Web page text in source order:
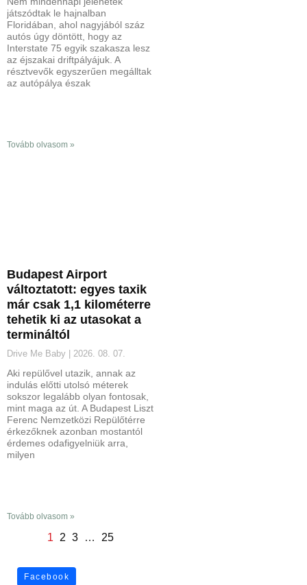
játszódtak le hajnalban
Floridában, ahol nagyjából száz
autós úgy döntött, hogy az
Interstate 75 egyik szakasza lesz
az éjszakai driftpályájuk. A
résztvevők egyszerűen megálltak
az autópálya észak
Tovább olvasom »
Budapest Airport
változtatott: egyes taxik
már csak 1,1 kilométerre
tehetik ki az utasokat a
termináltól
Drive Me Baby 2026. 08. 07.
Aki repülővel utazik, annak az
indulás előtti utolsó méterek
sokszor legalább olyan fontosak,
mint maga az út. A Budapest Liszt
Ferenc Nemzetközi Repülőtérre
érkezőknek azonban mostantól
érdemes odafigyelniük arra,
milyen
Tovább olvasom »
1 2 3 … 25
Facebook